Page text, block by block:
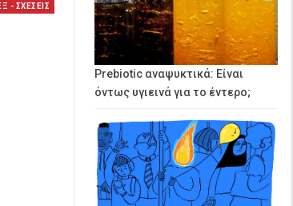
- ΣΧΕΣΕΙΣ
Prebiotic αναψυκτικά: Είναι
όντως υγιεινά για το έντερο;